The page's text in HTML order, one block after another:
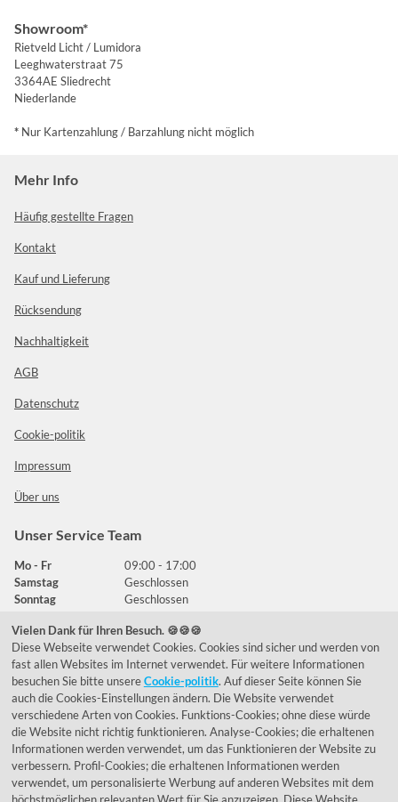
Showroom*
Rietveld Licht / Lumidora
Leeghwaterstraat 75
3364AE Sliedrecht
Niederlande
* Nur Kartenzahlung / Barzahlung nicht möglich
Mehr Info
Häufig gestellte Fragen
Kontakt
Kauf und Lieferung
Rücksendung
Nachhaltigkeit
AGB
Datenschutz
Cookie-politik
Impressum
Über uns
Unser Service Team
Mo - Fr
09:00 - 17:00
Samstag
Geschlossen
Sonntag
Geschlossen
Häufig gestellte Fragen
039292 - 678215
de@lumidora.com
FacebookInstagram
Vielen Dank für Ihren Besuch. 🍪🍪🍪
Diese Webseite verwendet Cookies. Cookies sind sicher und werden von
fast allen Websites im Internet verwendet. Für weitere Informationen
besuchen Sie bitte unsereCookie-politik. Auf dieser Seite können Sie
auch die Cookies-Einstellungen ändern. Die Website verwendet
verschiedene Arten von Cookies. Funktions-Cookies; ohne diese würde
die Website nicht richtig funktionieren. Analyse-Cookies; die erhaltenen
Informationen werden verwendet, um das Funktionieren der Website zu
verbessern. Profil-Cookies; die erhaltenen Informationen werden
verwendet, um personalisierte Werbung auf anderen Websites mit dem